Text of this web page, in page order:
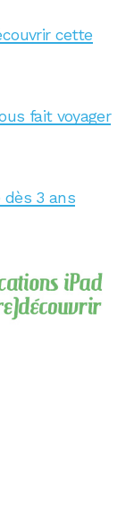
cette
fait voyager
dès 3 ans